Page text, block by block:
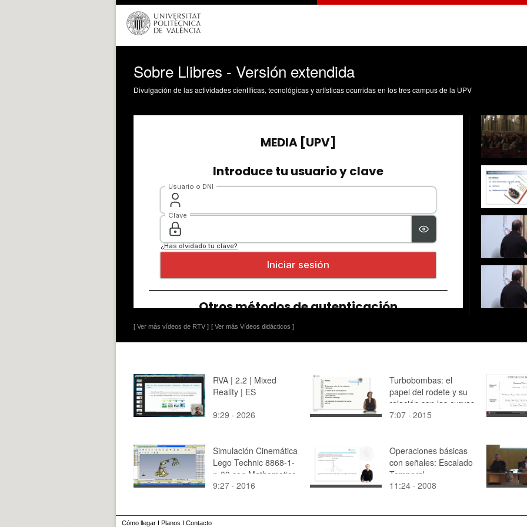
Sobre Llibres - Versión extendida
Divulgación de las actividades científicas, tecnológicas y artísticas ocurridas en los tres campus de la UPV
[ Ver más vídeos de RTV ] [ Ver más Vídeos didácticos ]
RVA | 2.2 | Mixed
Reality | ES
9:29 · 2026
Turbobombas: el
papel del rodete y su
relación con las curvas
teóricas de las
7:07 · 2015
Simulación Cinemática
Lego Technic 8868-1-
n-03 con Mathematica
¿ 3 de 4
9:27 · 2016
Operaciones básicas
con señales: Escalado
Temporal
11:24 · 2008
Cómo llegar I Planos I Contacto